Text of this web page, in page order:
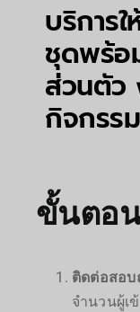
บริการ
ชุดพร้อ
ส่วนตัว
กิจกรร
ขั้นตอน
ติดต่อสอบ
จำนวนผู้เ